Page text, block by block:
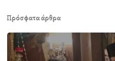
Πρόσφατα άρθρα